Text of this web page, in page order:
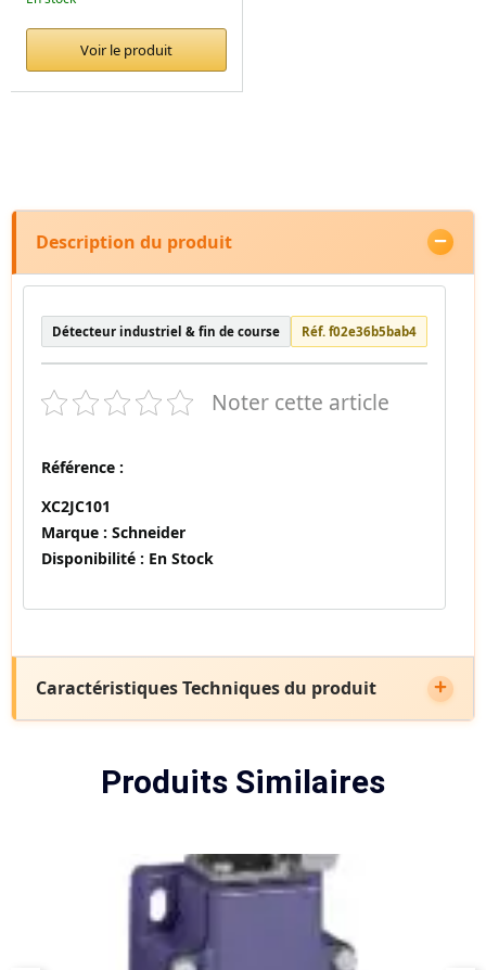
Voir le produit
Description du produit
Détecteur industriel & fin de course Réf. f02e36b5bab4
Noter cette article
Référence :
XC2JC101
Marque : Schneider
Disponibilité : En Stock
Caractéristiques Techniques du produit
Produits Similaires